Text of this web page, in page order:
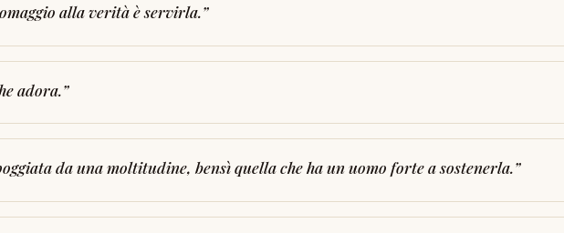
alla verità è servirla.”
adora.”
da una moltitudine, bensì quella che ha un uomo forte a sostenerla.”